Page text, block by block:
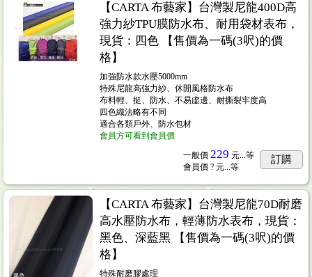
【CARTA 布藝家】台灣製尼龍400D高
強力紗TPU膜防水布、耐用袋材表布，
現貨：四色 【售價為一碼(3呎)的價
格】
加強防水款水壓5000mm
特殊尼龍高強力紗、休閒風格防水布
布料輕、挺、防水、不易虛邊、耐撕裂牢度高
四色織法略有不同
適合各類戶外、防水包材
會員方可看到會員價
一般價 229 元...等
會員價 ? 元...等
訂購
【CARTA 布藝家】台灣製尼龍70D耐磨
高水壓防水布，輕薄防水表布，現貨：
黑色、深藍黑 【售價為一碼(3呎)的價
格】
特殊耐磨膠處理